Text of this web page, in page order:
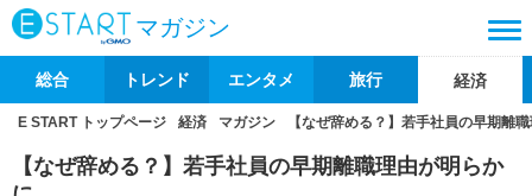
マガジン
総合 トレンド エンタメ 旅行 経済
E START トップページ 経済 マガジン 【なぜ辞める？】若手社員の早期離
【なぜ辞める？】若手社員の早期離職理由が明らか